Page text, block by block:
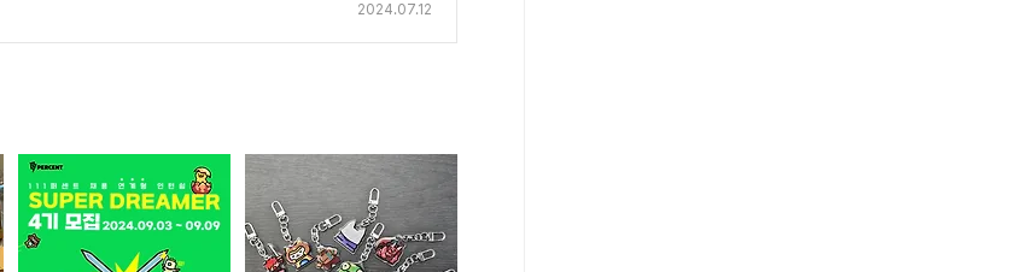
2024.07.12